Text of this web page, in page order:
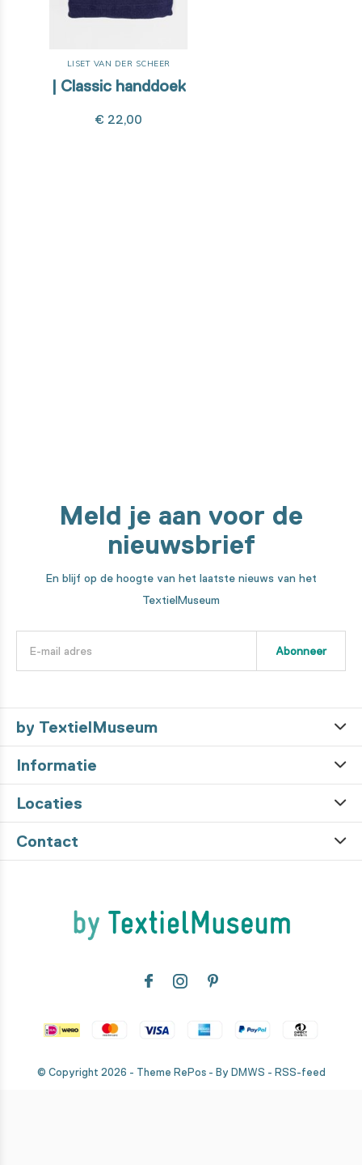
LISET VAN DER SCHEER
| Classic handdoek
€ 22,00
Meld je aan voor de
nieuwsbrief
En blijf op de hoogte van het laatste nieuws van het
TextielMuseum
Abonneer
by TextielMuseum
Informatie
Locaties
Contact
© Copyright 2026 - Theme RePos - By DMWS - RSS-feed